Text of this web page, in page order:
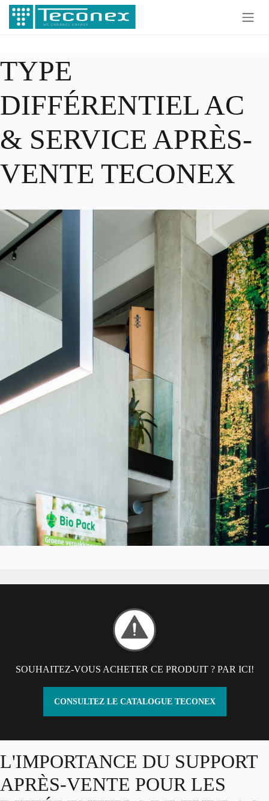
Se rendre au contenu
TYPE
DIFFÉRENTIEL AC
& SERVICE APRÈS-
VENTE TECONEX
SOUHAITEZ-VOUS ACHETER CE PRODUIT ? PAR ICI!
CONSULTEZ LE CATALOGUE TECONEX
L'IMPORTANCE DU SUPPORT
APRÈS-VENTE POUR LES